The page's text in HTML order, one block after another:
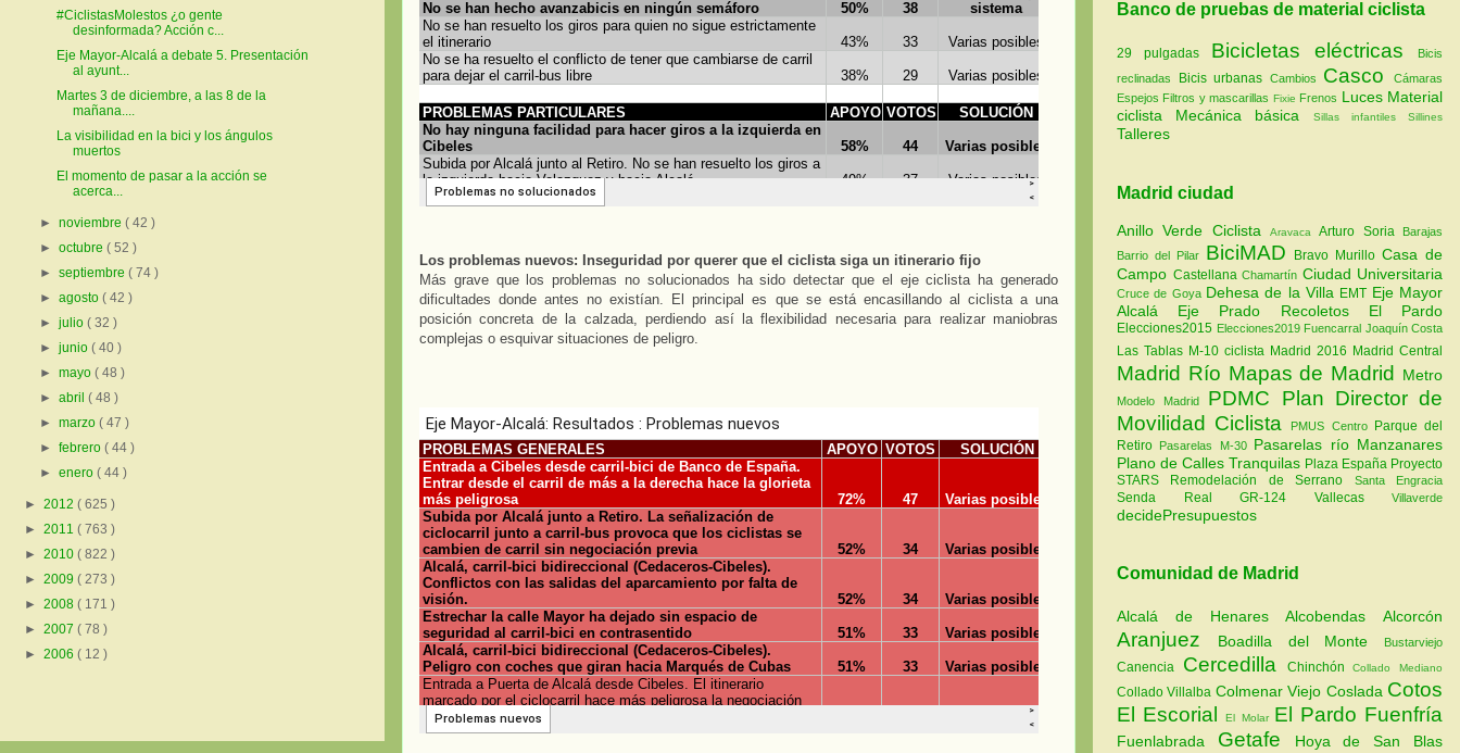
Los problemas nuevos: Inseguridad por querer que el ciclista siga un itinerario fijo
Más grave que los problemas no solucionados ha sido detectar que el eje ciclista ha generado
dificultades donde antes no existían. El principal es que se está encasillando al ciclista a una
posición concreta de la calzada, perdiendo así la flexibilidad necesaria para realizar maniobras
complejas o esquivar situaciones de peligro.
#CiclistasMolestos ¿o gente
desinformada? Acción c...
Eje Mayor-Alcalá a debate 5. Presentación
al ayunt...
Martes 3 de diciembre, a las 8 de la
mañana....
La visibilidad en la bici y los ángulos
muertos
El momento de pasar a la acción se
acerca...
►noviembre( 42 )
►octubre( 52 )
►septiembre( 74 )
►agosto( 42 )
►julio( 32 )
►junio( 40 )
►mayo( 48 )
►abril( 48 )
►marzo( 47 )
►febrero( 44 )
►enero( 44 )
► 2012 ( 625 )
► 2011 ( 763 )
► 2010 ( 822 )
► 2009 ( 273 )
► 2008 ( 171 )
► 2007 ( 78 )
► 2006 ( 12 )
Banco de pruebas de material ciclista
29 pulgadas Bicicletas eléctricas
Bicis
reclinadas
Bicis urbanas Cambios Casco
Cámaras
Espejos Filtros y mascarillas Fixie Frenos Luces Material
ciclista
Mecánica básica Sillas infantiles Sillines
Talleres
Madrid ciudad
Anillo Verde Ciclista AravacaArturo Soria
Barajas
Barrio del Pilar BiciMAD Bravo MurilloCasa de
Campo Castellana Chamartín Ciudad Universitaria
Cruce de Goya Dehesa de la Villa EMT Eje Mayor
Alcalá Eje Prado Recoletos El Pardo
Elecciones2015 Elecciones2019 Fuencarral Joaquín Costa
Las Tablas M-10 ciclista Madrid 2016 Madrid Central
Madrid Río Mapas de Madrid Metro
Modelo Madrid PDMC Plan Director de
Movilidad Ciclista
PMUS Centro Parque del
Retiro Pasarelas M-30 Pasarelas río Manzanares
Plano de Calles Tranquilas Plaza España Proyecto
STARS Remodelación de Serrano Santa Engracia
Senda Real GR-124 Vallecas Villaverde
decidePresupuestos
Comunidad de Madrid
Alcalá de HenaresAlcobendas Alcorcón
Aranjuez Boadilla del Monte Bustarviejo
Canencia Cercedilla ChinchónCollado Mediano
Collado Villalba Colmenar Viejo Coslada Cotos
El EscorialEl Molar El Pardo Fuenfría
Fuenlabrada Getafe Hoya de San Blas